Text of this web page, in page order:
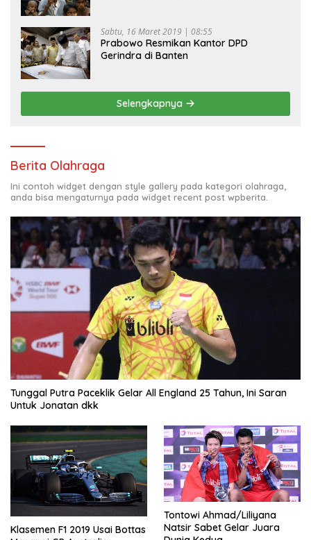
Sabtu, 16 Maret 2019 | 08:55
Prabowo Resmikan Kantor DPD
Gerindra di Banten
Selengkapnya
Berita Olahraga
Ini contoh widget dengan style gallery pada kategori olahraga,
anda bisa mengaturnya pada widget recent post wpberita.
Tunggal Putra Paceklik Gelar All England 25 Tahun, Ini Saran
Untuk Jonatan dkk
Klasemen F1 2019 Usai Bottas
Tontowi Ahmad/Liliyana
Natsir Sabet Gelar Juara